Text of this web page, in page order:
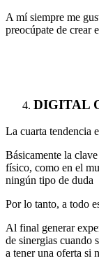
A mí siempre me
preocúpate de crear
DIGITAL
La cuarta tendencia
Básicamente la
físico, como en el
ningún tipo de duda
Por lo tanto, a todo
Al final generar
de sinergias cuando
a tener una oferta si